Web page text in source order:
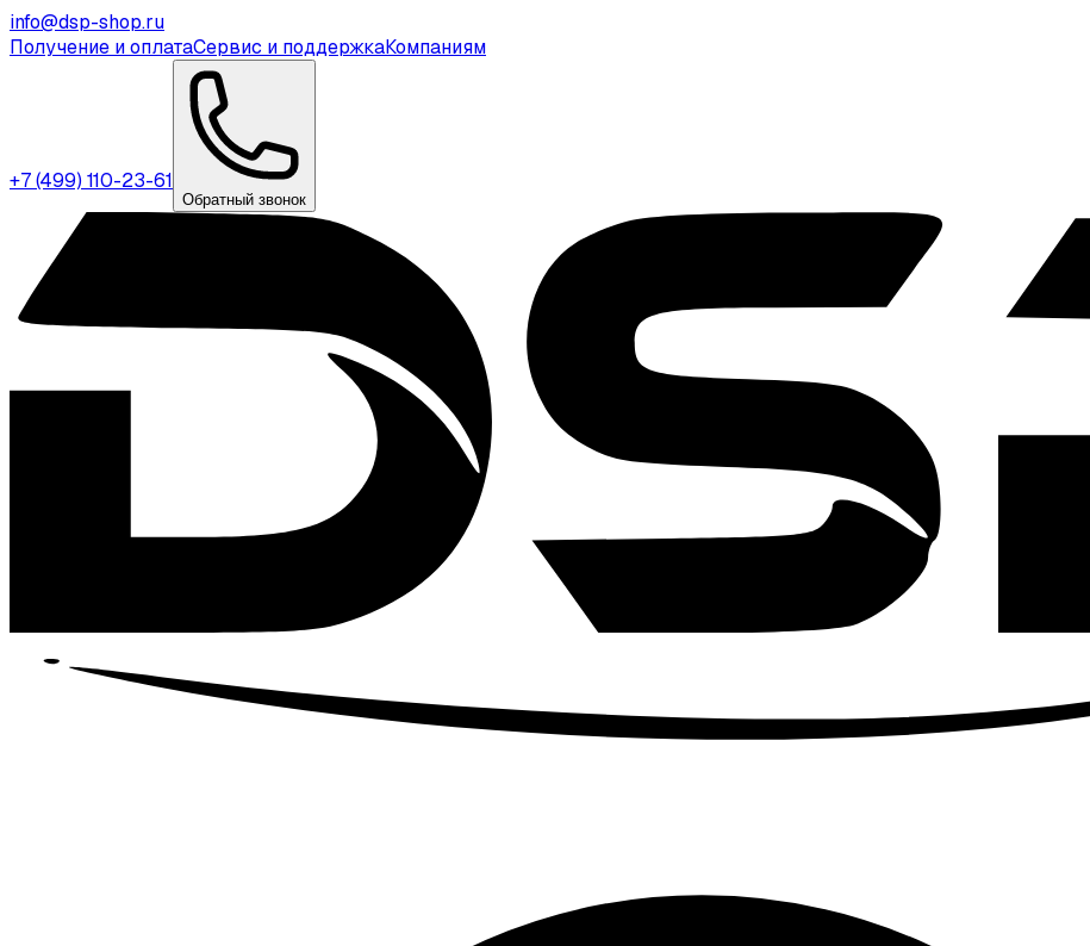
info@dsp-shop.ru
Получение и оплатаСервис и поддержкаКомпаниям
+7 (499) 110-23-61
Обратный звонок